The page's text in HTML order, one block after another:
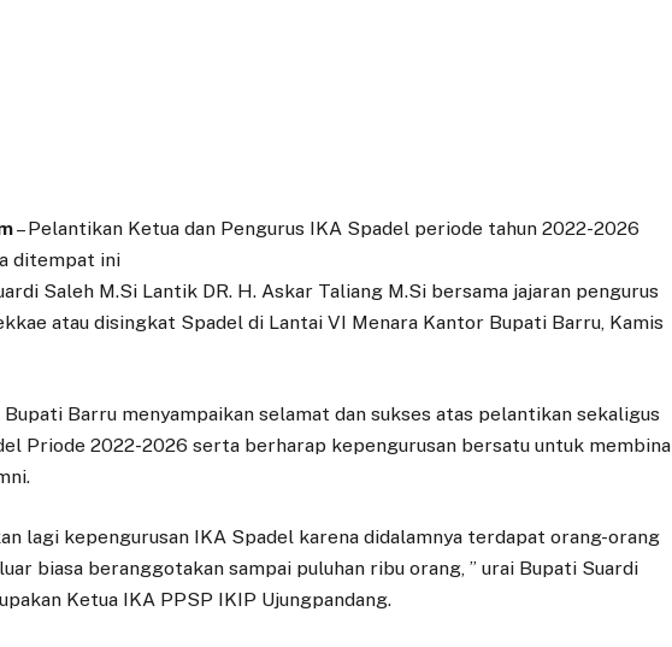
– Pelantikan Ketua dan Pengurus IKA Spadel periode tahun 2022-2026
ditempat ini
Saleh M.Si Lantik DR. H. Askar Taliang M.Si bersama jajaran pengurus
atau disingkat Spadel di Lantai VI Menara Kantor Bupati Barru, Kamis
Bupati Barru menyampaikan selamat dan sukses atas pelantikan sekaligus
Priode 2022-2026 serta berharap kepengurusan bersatu untuk membina
lagi kepengurusan IKA Spadel karena didalamnya terdapat orang-orang
biasa beranggotakan sampai puluhan ribu orang, ” urai Bupati Suardi
Ketua IKA PPSP IKIP Ujungpandang.